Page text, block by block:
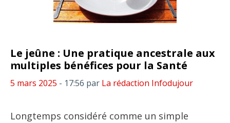
Le jeûne : Une pratique ancestrale aux
multiples bénéfices pour la Santé
5 mars 2025 - 17:56 par La rédaction Infodujour
Longtemps considéré comme un simple